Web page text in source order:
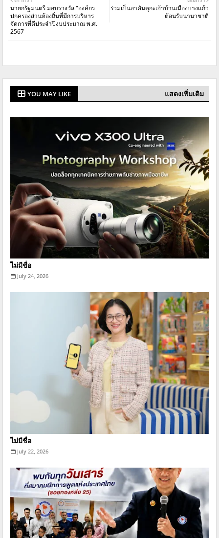
ร่วมเป็นอาคันตุกะเจ้าบ้านเมืองบางแก้ว
ต้อนรับนานาชาติ
นายกรัฐมนตรี มอบรางวัล "องค์กร
ปกครองส่วนท้องถิ่นที่มีการบริหาร
จัดการที่ดีประจำปึงบประมาณ พ.ศ.
2567
YOU MAY LIKE แสดงเพิ่มเติม
ไม่มีชื่อ
July 24, 2026
ไม่มีชื่อ
July 22, 2026